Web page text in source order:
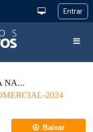
NA...
2024
Baixar